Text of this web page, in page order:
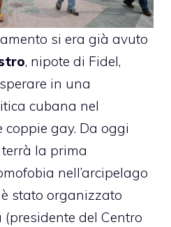
si era già avuto
, nipote di Fidel,
in una
cubana nel
coppie gay. Da oggi
la prima
nell’arcipelago
è stato organizzato
del Centro